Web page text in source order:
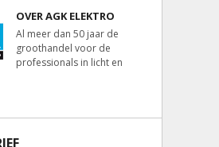
OVER AGK ELEKTRO
Al meer dan 50 jaar de
groothandel voor de
professionals in licht en